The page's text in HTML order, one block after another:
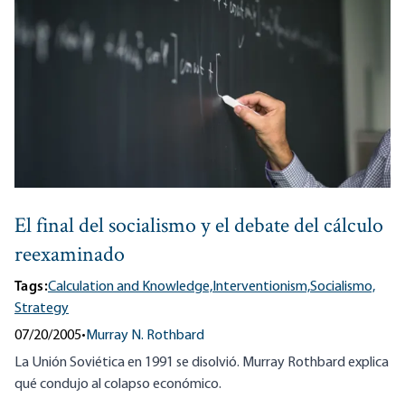
El final del socialismo y el debate del cálculo
reexaminado
Tags:Calculation and Knowledge, Interventionism,Socialismo,
Strategy
07/20/2005• Murray N. Rothbard
La Unión Soviética en 1991 se disolvió. Murray Rothbard explica
qué condujo al colapso económico.